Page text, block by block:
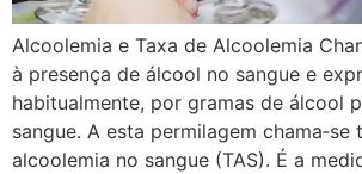
Alcoolemia e Taxa de Alcoolemia
à presença de álcool no sangue e
habitualmente, por gramas de álcool
sangue. A esta permilagem chama‐se
alcoolemia no sangue (TAS). É a